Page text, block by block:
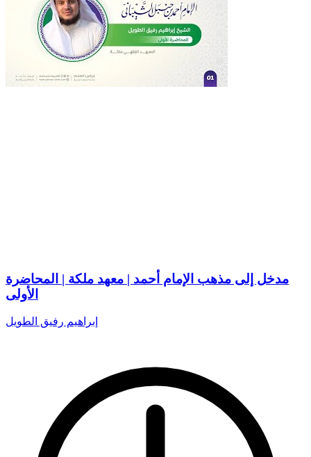
مدخل إلى مذهب الإمام أحمد | معهد ملكة | المحاضرة
الأولى
إبراهيم رفيق الطويل